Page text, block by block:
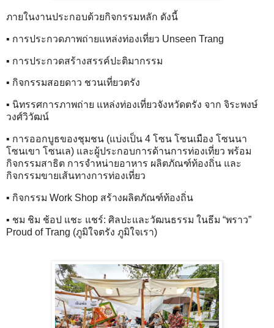
ภายในงานประกอบด้วยกิจกรรมหลัก ดังนี้
▪ การประกวดภาพถ่ายแหล่งท่องเที่ยว Unseen Trang
▪ การประกวดสร้างสรรค์ปะติมากรรม
▪ กิจกรรมสอยดาว ชวนเที่ยวตรัง
▪ นิทรรศการภาพถ่าย แหล่งท่องเที่ยวจังหวัดตรัง จาก จิระพงษ์
วงศ์วิวัฒน์
▪ การออกบูธของชุมชน (แบ่งเป็น 4 โซน โซนเมือง โซนนา
โซนเขา โซนเล) และผู้ประกอบการด้านการท่องเที่ยว พร้อม
กิจกรรมสาธิต การจำหน่ายอาหาร ผลิตภัณฑ์ท้องถิ่น และ
กิจกรรมขายเส้นทางการท่องเที่ยว
▪ กิจกรรม Work Shop สร้างผลิตภัณฑ์ท้องถิ่น
▪ ชม ชิม ช้อป แชะ แชร์: ศิลปะและวัฒนธรรม ในธีม “พราว”
Proud of Trang (ภูมิใจตรัง ภูมิใจเรา)